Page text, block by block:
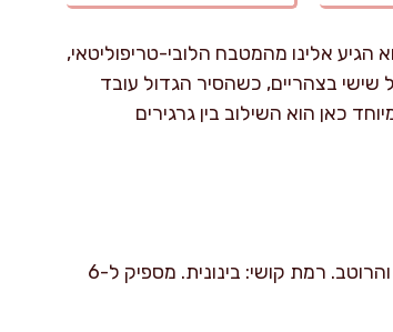
הגיע אלינו מהמטבח הלובי-טריפוליטאי,
בצהריים, כשהסיר הגדול עובד
כאן הוא השילוב בין גרגירים
זמן הכנה: כ-35 דקות עבודה פעילה. זמן בישול: כ-75–90 דקות כולל אידוי הקוסקוס והרוטב. רמת קושי: בינונית. מספיק ל-6